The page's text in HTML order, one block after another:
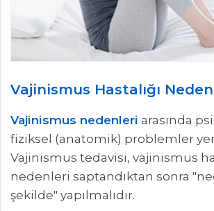
Vajinismus Hastalığı
Vajinismus nedenleri arasında
fiziksel (anatomik) problemler
Vajinismus tedavisi, vajinismus
nedenleri saptandıktan sonra
şekilde" yapılmalıdır.